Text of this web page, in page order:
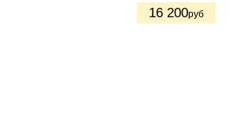
16 200руб